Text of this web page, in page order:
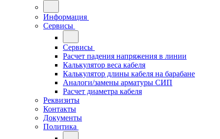
Информация
Сервисы
Сервисы
Расчет падения напряжения в линии
Калькулятор веса кабеля
Калькулятор длины кабеля на барабане
Аналоги/замены арматуры СИП
Расчет диаметра кабеля
Реквизиты
Контакты
Документы
Политика